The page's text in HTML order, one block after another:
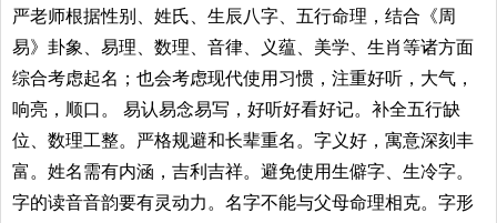
严老师根据性别、姓氏、生辰八字、五行命理，结合《周
易》卦象、易理、数理、音律、义蕴、美学、生肖等诸方面
综合考虑起名；也会考虑现代使用习惯，注重好听，大气，
响亮，顺口。 易认易念易写，好听好看好记。补全五行缺
位、数理工整。严格规避和长辈重名。字义好，寓意深刻丰
富。姓名需有内涵，吉利吉祥。避免使用生僻字、生冷字。
字的读音音韵要有灵动力。名字不能与父母命理相克。字形